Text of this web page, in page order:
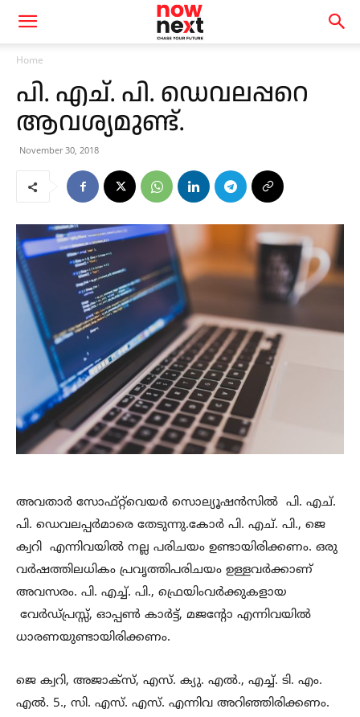
Home
പി. എച്. പി. ഡെവലപ്പറെ
ആവശ്യമുണ്ട്.
November 30, 2018
അവതാർ സോഫ്റ്റ്‌വെയർ സൊല്യൂഷൻസിൽ പി. എച്.
പി. ഡെവലപ്പർമാരെ തേടുന്നു.കോർ പി. എച്. പി., ജെ
ക്വറി എന്നിവയിൽ നല്ല പരിചയം ഉണ്ടായിരിക്കണം. ഒരു
വർഷത്തിലധികം പ്രവൃത്തിപരിചയം ഉള്ളവർക്കാണ്
അവസരം. പി. എച്ച്. പി., ഫ്രെയിംവർക്കുകളായ
വേർഡ്പ്രസ്സ്, ഓപ്പൺ കാർട്ട്, മജന്റോ എന്നിവയിൽ
ധാരണയുണ്ടായിരിക്കണം.
ജെ ക്വറി, അജാക്സ്, എസ്. ക്യു. എൽ., എച്ച്. ടി. എം.
എൽ. 5., സി. എസ്. എസ്. എന്നിവ അറിഞ്ഞിരിക്കണം.